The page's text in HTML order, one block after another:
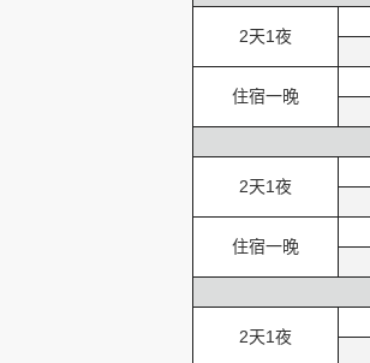
2天1夜
住宿一晚
2天1夜
住宿一晚
2天1夜